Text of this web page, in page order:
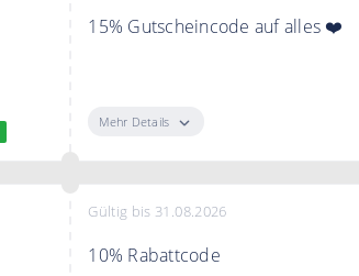
15% Gutscheincode auf alles ❤️
Mehr Details
Gültig bis 31.08.2026
10% Rabattcode